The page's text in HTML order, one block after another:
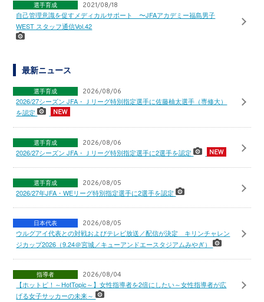
選手育成 2021/08/18
自己管理意識を促すメディカルサポート 〜JFAアカデミー福島男子
WEST スタッフ通信Vol.42
最新ニュース
選手育成 2026/08/06
2026/27シーズン JFA・Ｊリーグ特別指定選手に佐藤柚太選手（専修大）
を認定
選手育成 2026/08/06
2026/27シーズン JFA・Ｊリーグ特別指定選手に2選手を認定
選手育成 2026/08/05
2026/27年JFA・WEリーグ特別指定選手に2選手を認定
日本代表 2026/08/05
ウルグアイ代表との対戦およびテレビ放送／配信が決定 キリンチャレン
ジカップ2026（9.24＠宮城／キューアンドエースタジアムみやぎ）
指導者 2026/08/04
【ホットピ！～HotTopic～】女性指導者を2倍にしたい～女性指導者が広
げる女子サッカーの未来～